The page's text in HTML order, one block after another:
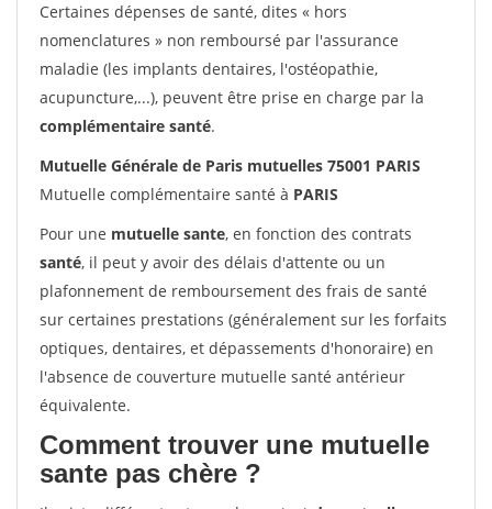
Certaines dépenses de santé, dites « hors
nomenclatures » non remboursé par l'assurance
maladie (les implants dentaires, l'ostéopathie,
acupuncture,...), peuvent être prise en charge par la
complémentaire santé.
Mutuelle Générale de Paris mutuelles 75001 PARIS
Mutuelle complémentaire santé à PARIS
Pour une mutuelle sante, en fonction des contrats
santé, il peut y avoir des délais d'attente ou un
plafonnement de remboursement des frais de santé
sur certaines prestations (généralement sur les forfaits
optiques, dentaires, et dépassements d'honoraire) en
l'absence de couverture mutuelle santé antérieur
équivalente.
Comment trouver une mutuelle
sante pas chère ?